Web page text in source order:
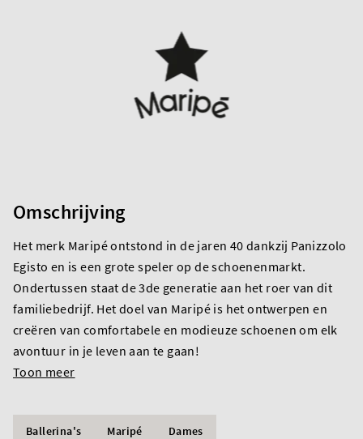
Omschrijving
Het merk Maripé ontstond in de jaren 40 dankzij Panizzolo
Egisto en is een grote speler op de schoenenmarkt.
Ondertussen staat de 3de generatie aan het roer van dit
familiebedrijf. Het doel van Maripé is het ontwerpen en
creëren van comfortabele en modieuze schoenen om elk
avontuur in je leven aan te gaan!
Toon meer
Ballerina's Maripé Dames